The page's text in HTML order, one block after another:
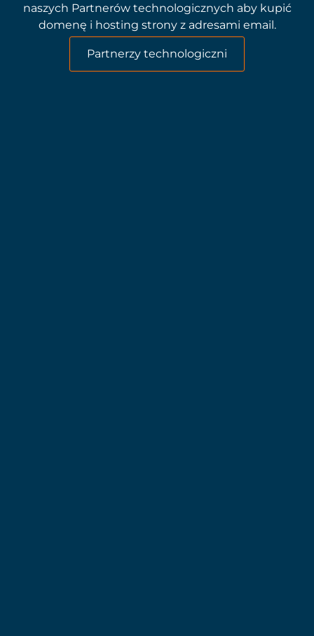
naszych Partnerów technologicznych aby kupić
domenę i hosting strony z adresami email.
Partnerzy technologiczni